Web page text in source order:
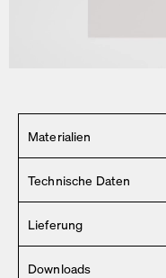
Materialien
Gestell aus
Seite und Kork auf der
Polyamid mit
Technische Daten
Design
Jahr
Lieferung
Lieferung innerhalb von
Downloads